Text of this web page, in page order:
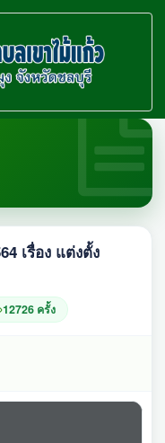
เรื่อง แต่งตั้ง
12726 ครั้ง